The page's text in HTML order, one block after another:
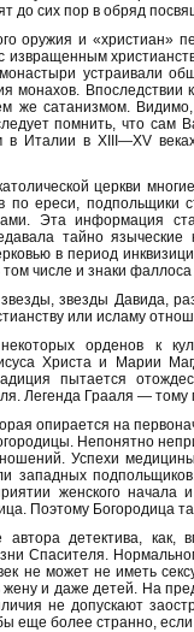
до сих пор в обряд
оружия и «христиан»
извращенным
устраивали
монахов. Впоследствии
же сатанизмом.
помнить, что сам
Италии в XIII—XV
церкви
по ереси, подпольщики
Эта информация
тайно
в период
числе и знаки
звезды Давида,
или исламу
орденов к
Христа и Марии
пытается
Легенда Грааля — тому
опирается на
Непонятно
Успехи
западных
женского начала
Поэтому Богородица
детектива, как,
Спасителя.
не может не иметь
и даже детей. На
не допускают
еще более странно,